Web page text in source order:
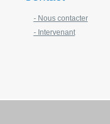
- Nous contacter
- Intervenant